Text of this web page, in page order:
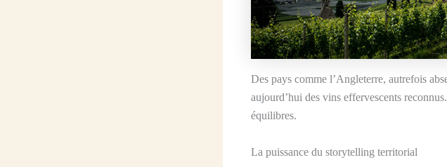
Des pays comme l’Angleterre, autrefois
aujourd’hui des vins effervescents
équilibres.
La puissance du storytelling territorial